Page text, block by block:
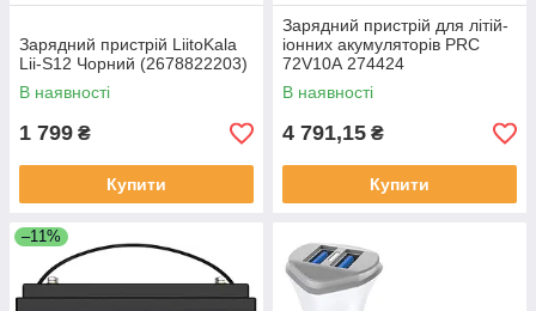
Зарядний пристрій LiitoKala
Lii-S12 Чорний (2678822203)
В наявності
1 799 ₴
Купити
Зарядний пристрій для літій-
іонних акумуляторів PRC
72V10А 274424
В наявності
4 791,15 ₴
Купити
–11%